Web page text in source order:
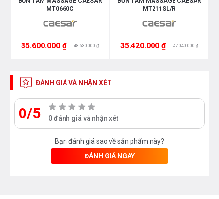
MT0660C
35.600.000 ₫ 48.630.000 ₫
MT211SL/R
35.420.000 ₫ 47.040.000 ₫
ĐÁNH GIÁ VÀ NHẬN XÉT
0/5 0 đánh giá và nhận xét
Bạn đánh giá sao về sản phẩm này?
ĐÁNH GIÁ NGAY